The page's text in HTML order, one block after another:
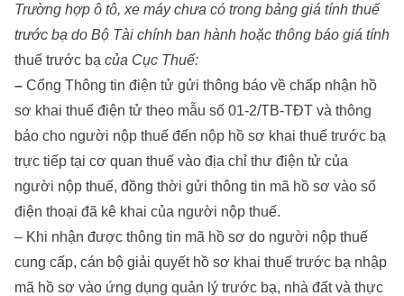
Trường hợp ô tô, xe máy chưa có trong bảng giá tính thuế
trước bạ do Bộ Tài chính ban hành hoặc thông báo giá tính
thuế trước bạ của Cục Thuế:
– Cổng Thông tin điện tử gửi thông báo về chấp nhận hồ
sơ khai thuế điện tử theo mẫu số 01-2/TB-TĐT và thông
báo cho người nộp thuế đến nộp hồ sơ khai thuế trước bạ
trực tiếp tại cơ quan thuế vào địa chỉ thư điện tử của
người nộp thuế, đồng thời gửi thông tin mã hồ sơ vào số
điện thoại đã kê khai của người nộp thuế.
– Khi nhận được thông tin mã hồ sơ do người nộp thuế
cung cấp, cán bộ giải quyết hồ sơ khai thuế trước bạ nhập
mã hồ sơ vào ứng dụng quản lý trước bạ, nhà đất và thực